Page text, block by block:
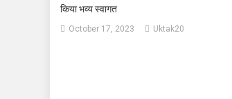
किया भव्य स्वागत
October 17, 2023 Uktak20